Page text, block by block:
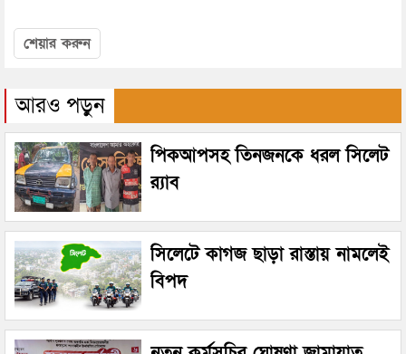
শেয়ার করুন
আরও পড়ুন
পিকআপসহ তিনজনকে ধরল সিলেট
র‌্যাব
সিলেটে কাগজ ছাড়া রাস্তায় নামলেই
বিপদ